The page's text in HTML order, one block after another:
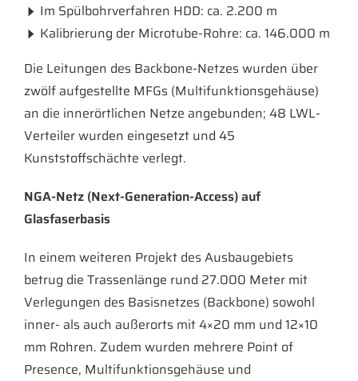
Im Spülbohrverfahren HDD: ca. 2.200 m
Kalibrierung der Microtube-Rohre: ca. 146.000 m
Die Leitungen des Backbone-Netzes wurden über
zwölf aufgestellte MFGs (Multifunktionsgehäuse)
an die innerörtlichen Netze angebunden; 48 LWL-
Verteiler wurden eingesetzt und 45
Kunststoffschächte verlegt.
NGA-Netz (Next-Generation-Access) auf
Glasfaserbasis
In einem weiteren Projekt des Ausbaugebiets
betrug die Trassenlänge rund 27.000 Meter mit
Verlegungen des Basisnetzes (Backbone) sowohl
inner- als auch außerorts mit 4×20 mm und 12×10
mm Rohren. Zudem wurden mehrere Point of
Presence, Multifunktionsgehäuse und